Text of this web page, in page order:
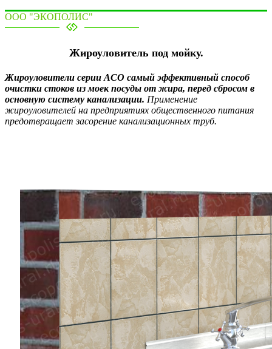
ООО "ЭКОПОЛИС"
Жироуловитель под мойку.
Жироуловители серии АСО самый эффективный способ
очистки стоков из моек посуды от жира, перед сбросом в
основную систему канализации. Применение
жироуловителей на предприятиях общественного питания
предотвращает засорение канализационных труб.